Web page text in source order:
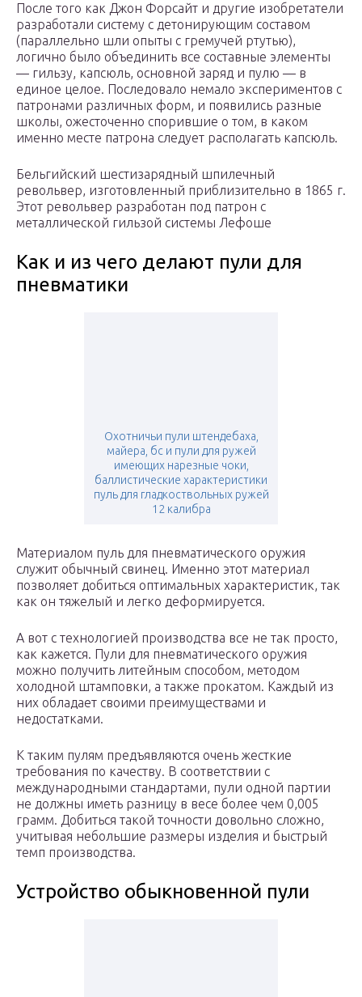
После того как Джон Форсайт и другие изобретатели
разработали систему с детонирующим составом
(параллельно шли опыты с гремучей ртутью),
логично было объединить все составные элементы
— гильзу, капсюль, основной заряд и пулю — в
единое целое. Последовало немало экспериментов с
патронами различных форм, и появились разные
школы, ожесточенно спорившие о том, в каком
именно месте патрона следует располагать капсюль.
Бельгийский шестизарядный шпилечный
револьвер, изготовленный приблизительно в 1865 г.
Этот револьвер разработан под патрон с
металлической гильзой системы Лефоше
Как и из чего делают пули для
пневматики
Охотничьи пули штендебаха,
майера, бс и пули для ружей
имеющих нарезные чоки,
баллистические характеристики
пуль для гладкоствольных ружей
12 калибра
Материалом пуль для пневматического оружия
служит обычный свинец. Именно этот материал
позволяет добиться оптимальных характеристик, так
как он тяжелый и легко деформируется.
А вот с технологией производства все не так просто,
как кажется. Пули для пневматического оружия
можно получить литейным способом, методом
холодной штамповки, а также прокатом. Каждый из
них обладает своими преимуществами и
недостатками.
К таким пулям предъявляются очень жесткие
требования по качеству. В соответствии с
международными стандартами, пули одной партии
не должны иметь разницу в весе более чем 0,005
грамм. Добиться такой точности довольно сложно,
учитывая небольшие размеры изделия и быстрый
темп производства.
Устройство обыкновенной пули